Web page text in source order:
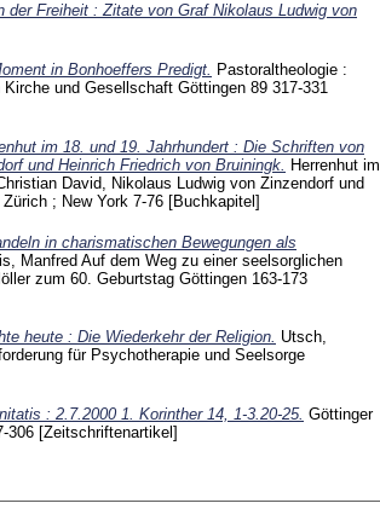
der Freiheit : Zitate von Graf Nikolaus Ludwig von
in Bonhoeffers Predigt.
Pastoraltheologie :
und Gesellschaft Göttingen 89 317-331
im 18. und 19. Jahrhundert : Die Schriften von
und Heinrich Friedrich von Bruiningk. Herrenhut im
David, Nikolaus Ludwig von Zinzendorf und
; New York 7-76 [Buchkapitel]
in charismatischen Bewegungen als
ManfredAuf dem Weg zu einer seelsorglichen
zum 60. Geburtstag Göttingen 163-173
heute : Die Wiederkehr der Religion. Utsch,
für Psychotherapie und Seelsorge
: 2.7.2000 1. Korinther 14, 1-3.20-25. Göttinger
306 [Zeitschriftenartikel]